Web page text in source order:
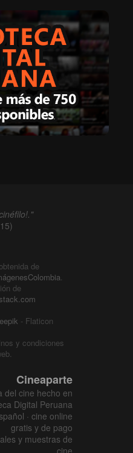
de
.
de
- Flaticon
y condiciones
Cineaparte
del cine hecho en
Digital Peruana
· cine online
gratis y de pago
y muestras de